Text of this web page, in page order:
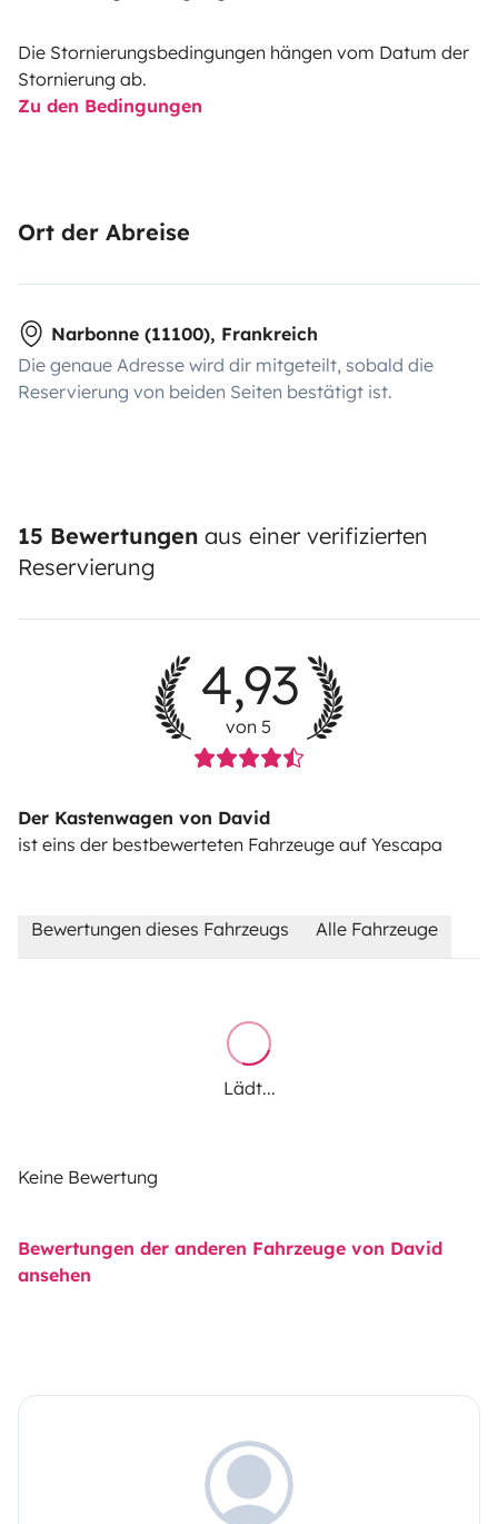
Die Stornierungsbedingungen hängen vom Datum der
Stornierung ab.
Zu den Bedingungen
Ort der Abreise
Narbonne (11100), Frankreich
Die genaue Adresse wird dir mitgeteilt, sobald die
Reservierung von beiden Seiten bestätigt ist.
15 Bewertungen aus einer verifizierten
Reservierung
4,93
von 5
Der Kastenwagen von David
ist eins der bestbewerteten Fahrzeuge auf Yescapa
Bewertungen dieses Fahrzeugs Alle Fahrzeuge
Lädt...
Keine Bewertung
Bewertungen der anderen Fahrzeuge von David
ansehen